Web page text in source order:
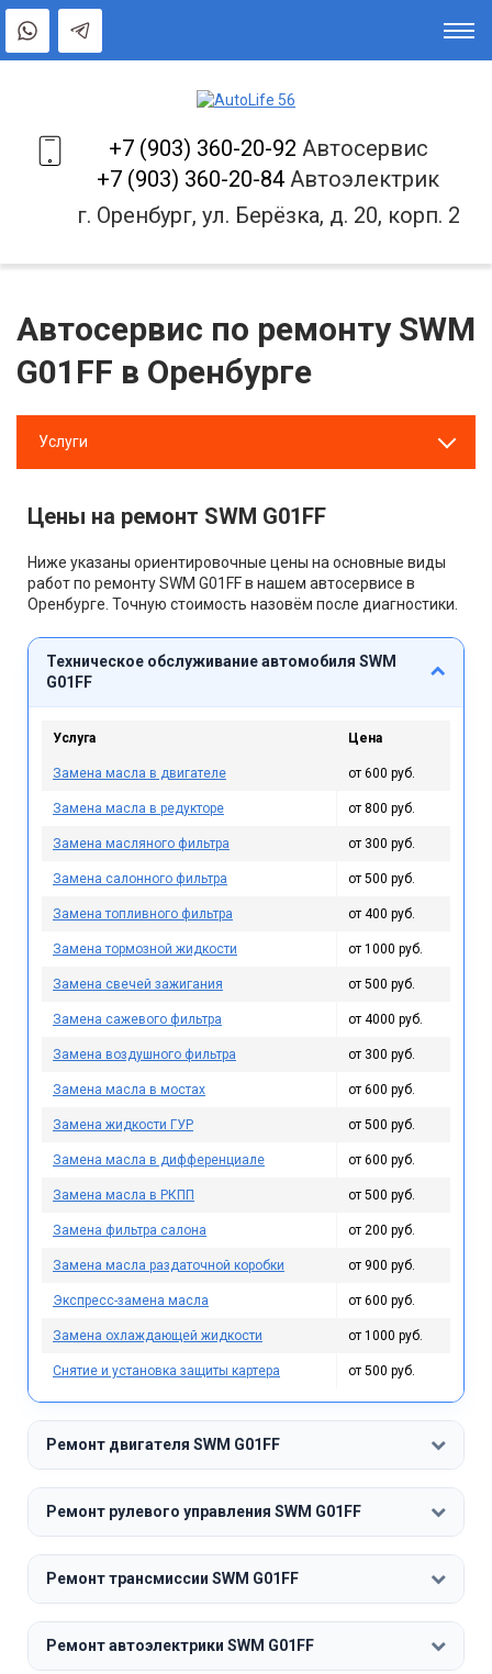
+7 (903) 360-20-92 Автосервис
+7 (903) 360-20-84 Автоэлектрик
г. Оренбург, ул. Берёзка, д. 20, корп. 2
Автосервис по ремонту SWM
G01FF в Оренбурге
Услуги
Цены на ремонт SWM G01FF
Ниже указаны ориентировочные цены на основные виды
работ по ремонту SWM G01FF в нашем автосервисе в
Оренбурге. Точную стоимость назовём после диагностики.
Техническое обслуживание автомобиля SWM
G01FF
Услуга Цена
Замена масла в двигателе от 600 руб.
Замена масла в редукторе от 800 руб.
Замена масляного фильтра от 300 руб.
Замена салонного фильтра от 500 руб.
Замена топливного фильтра от 400 руб.
Замена тормозной жидкости от 1000 руб.
Замена свечей зажигания от 500 руб.
Замена сажевого фильтра от 4000 руб.
Замена воздушного фильтра от 300 руб.
Замена масла в мостах от 600 руб.
Замена жидкости ГУР от 500 руб.
Замена масла в дифференциале от 600 руб.
Замена масла в РКПП от 500 руб.
Замена фильтра салона от 200 руб.
Замена масла раздаточной коробки от 900 руб.
Экспресс-замена масла от 600 руб.
Замена охлаждающей жидкости от 1000 руб.
Снятие и установка защиты картера от 500 руб.
Ремонт двигателя SWM G01FF
Ремонт рулевого управления SWM G01FF
Ремонт трансмиссии SWM G01FF
Ремонт автоэлектрики SWM G01FF